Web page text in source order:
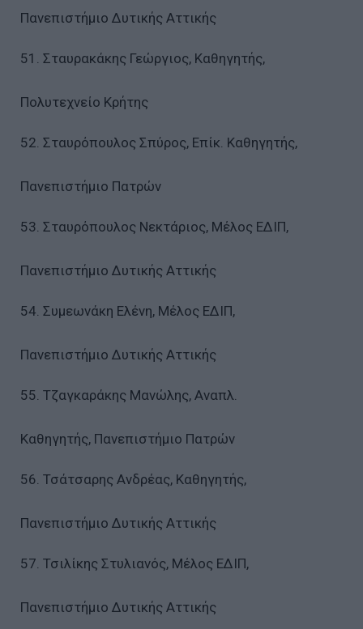
Πανεπιστήμιο Δυτικής Αττικής
51. Σταυρακάκης Γεώργιος, Καθηγητής,
Πολυτεχνείο Κρήτης
52. Σταυρόπουλος Σπύρος, Επίκ. Καθηγητής,
Πανεπιστήμιο Πατρών
53. Σταυρόπουλος Νεκτάριος, Μέλος ΕΔΙΠ,
Πανεπιστήμιο Δυτικής Αττικής
54. Συμεωνάκη Ελένη, Μέλος ΕΔΙΠ,
Πανεπιστήμιο Δυτικής Αττικής
55. Τζαγκαράκης Μανώλης, Αναπλ.
Καθηγητής, Πανεπιστήμιο Πατρών
56. Τσάτσαρης Ανδρέας, Καθηγητής,
Πανεπιστήμιο Δυτικής Αττικής
57. Τσιλίκης Στυλιανός, Μέλος ΕΔΙΠ,
Πανεπιστήμιο Δυτικής Αττικής